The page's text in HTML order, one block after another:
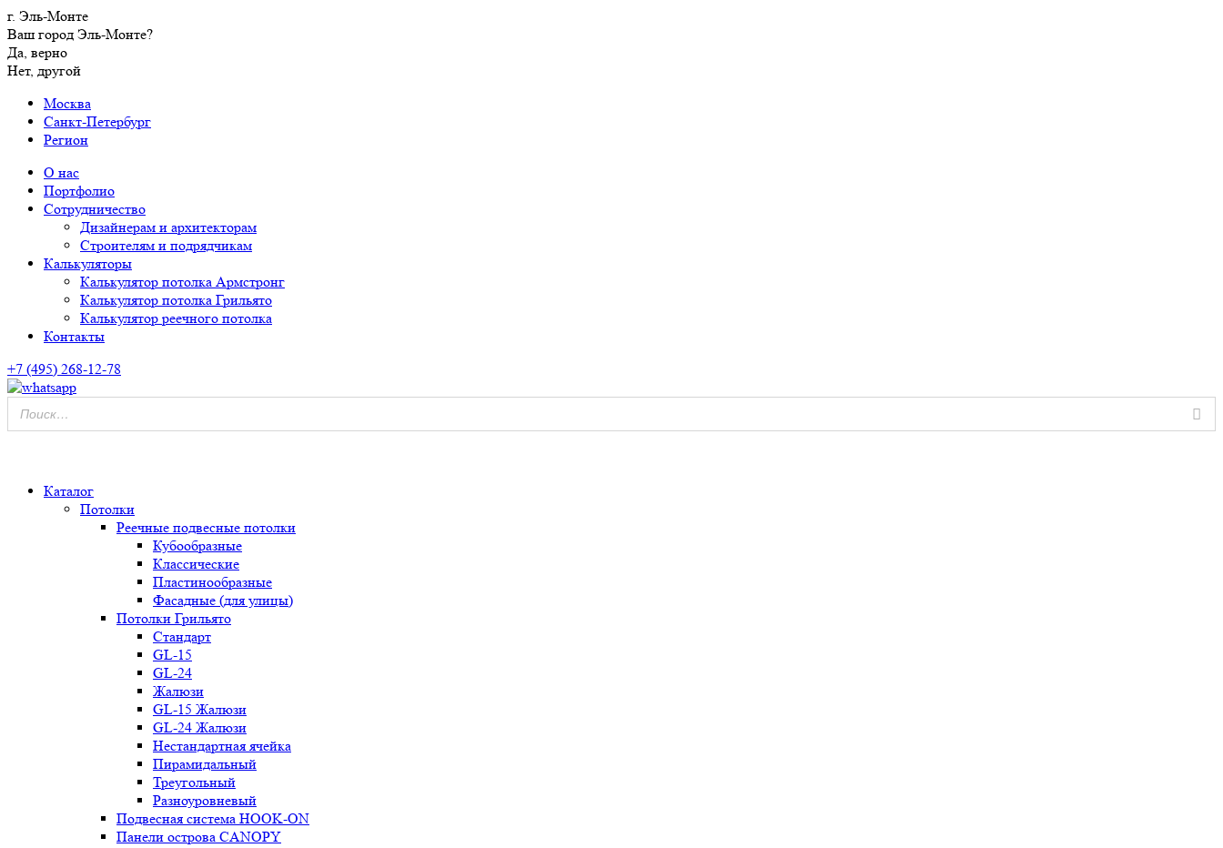
г. Эль-Монте
Ваш город Эль-Монте?
Да, верно
Нет, другой
Москва
Санкт-Петербург
Регион
О нас
Портфолио
Сотрудничество
Дизайнерам и архитекторам
Строителям и подрядчикам
Калькуляторы
Калькулятор потолка Армстронг
Калькулятор потолка Грильято
Калькулятор реечного потолка
Контакты
+7 (495) 268-12-78
Каталог
Потолки
Реечные подвесные потолки
Кубообразные
Классические
Пластинообразные
Фасадные (для улицы)
Потолки Грильято
Стандарт
GL-15
GL-24
Жалюзи
GL-15 Жалюзи
GL-24 Жалюзи
Нестандартная ячейка
Пирамидальный
Треугольный
Разноуровневый
Подвесная система HOOK-ON
Панели острова CANOPY